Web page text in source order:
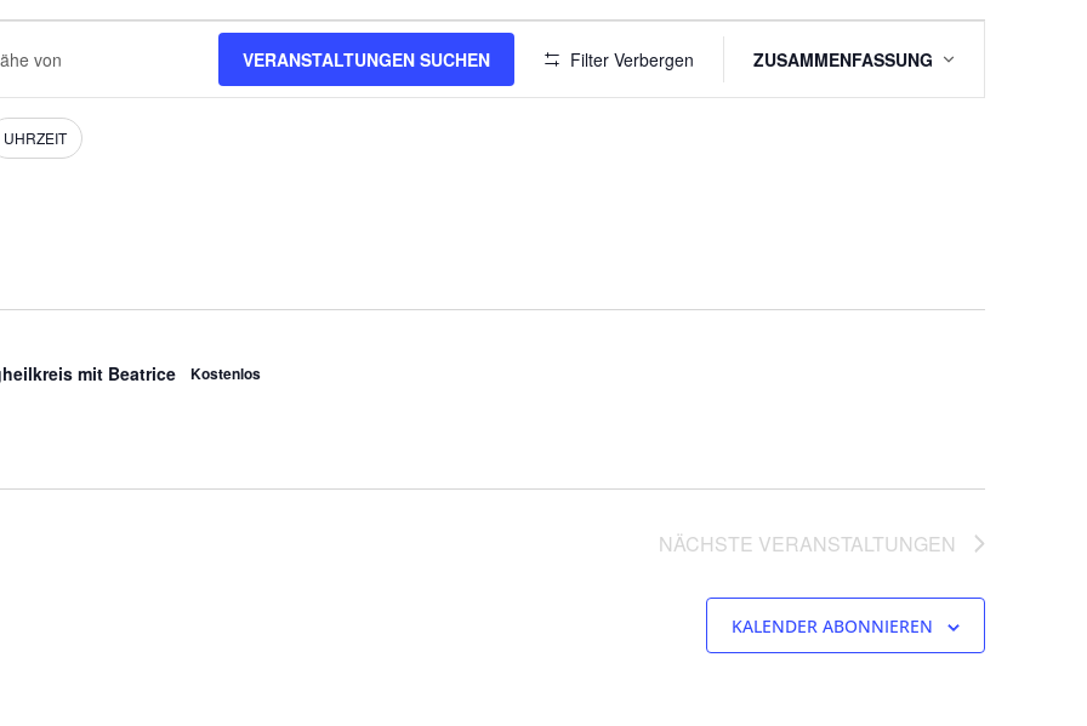
VERANSTALTUNGEN SUCHEN Filter Verbergen
Ansichten-
ZUSAMMENFASSUNG
UHRZEIT
mit Beatrice Kostenlos
NÄCHSTE VERANSTALTUNGEN
KALENDER ABONNIEREN